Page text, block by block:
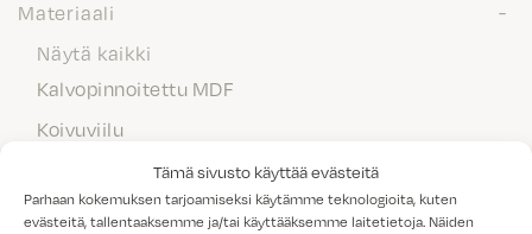
Tämä sivusto käyttää evästeitä
Parhaan kokemuksen tarjoamiseksi käytämme teknologioita, kuten
evästeitä, tallentaaksemme ja/tai käyttääksemme laitetietoja. Näiden
Materiaali
Näytä kaikki
Kalvopinnoitettu MDF
Koivuviilu
Maalattu MDF